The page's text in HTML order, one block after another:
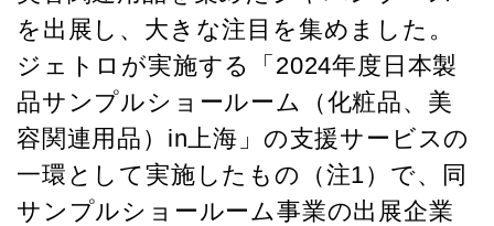
を出展し、大きな注目を集めました。
ジェトロが実施する「2024年度日本製
品サンプルショールーム（化粧品、美
容関連用品）in上海」の支援サービスの
一環として実施したもの（注1）で、同
サンプルショールーム事業の出展企業